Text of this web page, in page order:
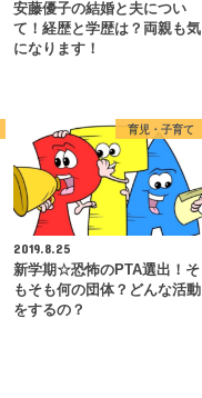
安藤優子の結婚と夫につい
て！経歴と学歴は？両親も気
になります！
育児・子育て
2019.8.25
新学期☆恐怖のPTA選出！そ
もそも何の団体？どんな活動
をするの？